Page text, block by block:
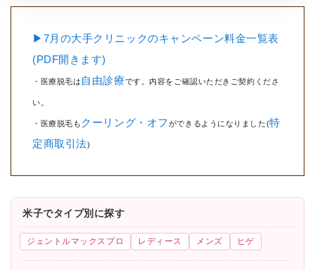
▶7月の大手クリニックのキャンペーン料金一覧表
(PDF開きます)
・医療脱毛は 自由診療です。内容をご確認いただきご契約くださ
い。
・医療脱毛も クーリング・オフ ができるようになりました(特
定商取引法)
米子でタイプ別に探す
ジェントルマックスプロ レディース メンズ ヒゲ